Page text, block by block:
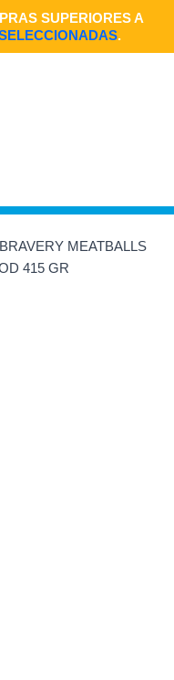
SUPERIORES A
.
MEATBALLS
415 GR